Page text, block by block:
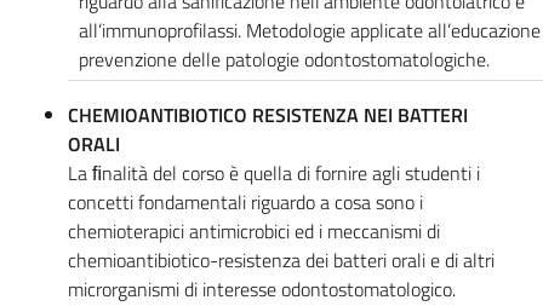
all’immunoprofilassi. Metodologie applicate
prevenzione delle patologie odontostomatologiche.
CHEMIOANTIBIOTICO RESISTENZA NEI BATTERI
ORALI
La ﬁnalità del corso è quella di fornire agli studenti i
concetti fondamentali riguardo a cosa sono i
chemioterapici antimicrobici ed i meccanismi di
chemioantibiotico-resistenza dei batteri orali e di altri
microrganismi di interesse odontostomatologico.